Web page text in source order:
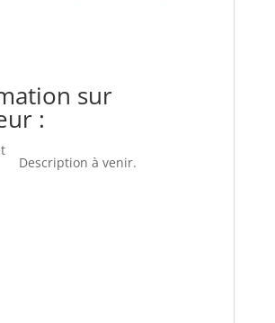
sur
:
Description à venir.